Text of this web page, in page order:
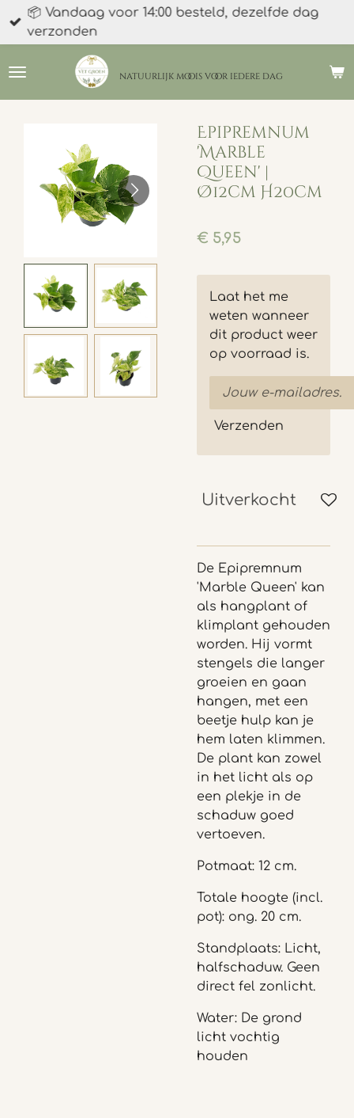
Ga
direct
de
natuurlijk moois voor iedere dag
📦 Vandaag voor 14:00 besteld, dezelfde dag
verzonden
Epipremnum
'Marble
Queen' |
Ø12cm H20cm
€ 5,95
Laat het me
weten wanneer
dit product weer
op voorraad is.
Verzenden
Uitverkocht
De Epipremnum
'Marble Queen' kan
als hangplant of
klimplant gehouden
worden. Hij vormt
stengels die langer
groeien en gaan
hangen, met een
beetje hulp kan je
hem laten klimmen.
De plant kan zowel
in het licht als op
een plekje in de
schaduw goed
vertoeven.
Potmaat: 12 cm.
Totale hoogte (incl.
pot): ong. 20 cm.
Standplaats: Licht,
halfschaduw. Geen
direct fel zonlicht.
Water: De grond
licht vochtig
houden